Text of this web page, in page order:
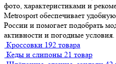
фото, характеристиками и
Metrosport обеспечивает
России и помогает подобрать
активности и погодные условия.
Кроссовки 192 товара
Кеды и слипоны 21 товар